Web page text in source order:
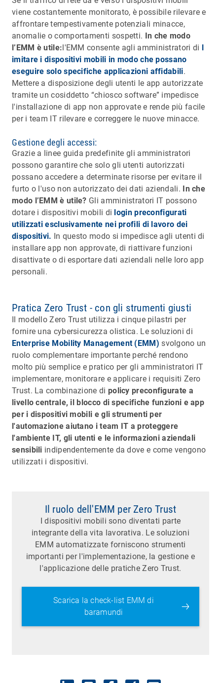
viene costantemente monitorato, è possibile rilevare e
affrontare tempestivamente potenziali minacce,
anomalie o comportamenti sospetti. In che modo
l’EMM è utile:l'EMM consente agli amministratori di l
imitare i dispositivi mobili in modo che possano
eseguire solo specifiche applicazioni affidabili.
Mettere a disposizione degli utenti le app autorizzate
tramite un cosiddetto “chiosco software” impedisce
l'installazione di app non approvate e rende più facile
per i team IT rilevare e correggere le nuove minacce.
Gestione degli accessi:
Grazie a linee guida predefinite gli amministratori
possono garantire che solo gli utenti autorizzati
possano accedere a determinate risorse per evitare il
furto o l'uso non autorizzato dei dati aziendali. In che
modo l’EMM è utile? Gli amministratori IT possono
dotare i dispositivi mobili di login preconfigurati
utilizzati esclusivamente nei profili di lavoro dei
dispositivi. In questo modo si impedisce agli utenti di
installare app non approvate, di riattivare funzioni
disattivate o di esportare dati aziendali nelle loro app
personali.
Pratica Zero Trust - con gli strumenti giusti
Il modello Zero Trust utilizza i cinque pilastri per
fornire una cybersicurezza olistica. Le soluzioni di
Enterprise Mobility Management (EMM) svolgono un
ruolo complementare importante perché rendono
molto più semplice e pratico per gli amministratori IT
implementare, monitorare e applicare i requisiti Zero
Trust. La combinazione di policy preconfigurate a
livello centrale, il blocco di specifiche funzioni e app
per i dispositivi mobili e gli strumenti per
l'automazione aiutano i team IT a proteggere
l'ambiente IT, gli utenti e le informazioni aziendali
sensibili indipendentemente da dove e come vengono
utilizzati i dispositivi.
Il ruolo dell'EMM per Zero Trust
I dispositivi mobili sono diventati parte
integrante della vita lavorativa. Le soluzioni
EMM automatizzate forniscono strumenti
importanti per l'implementazione, la gestione e
l'applicazione delle pratiche Zero Trust.
Scarica la check-list EMM di
baramundi